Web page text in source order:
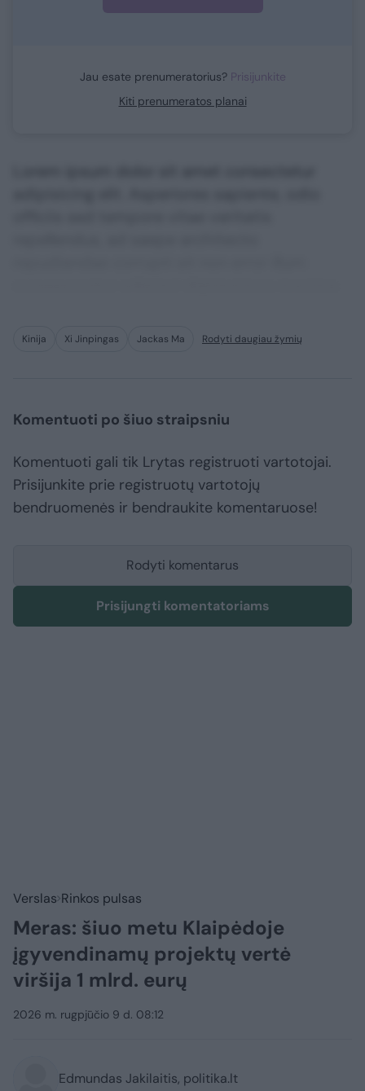
Jau esate prenumeratorius? Prisijunkite
Kiti prenumeratos planai
Kinija Xi Jinpingas Jackas Ma Rodyti daugiau žymių
Komentuoti po šiuo straipsniu
Komentuoti gali tik Lrytas registruoti vartotojai.
Prisijunkite prie registruotų vartotojų
bendruomenės ir bendraukite komentaruose!
Rodyti komentarus
Prisijungti komentatoriams
Verslas Rinkos pulsas
Meras: šiuo metu Klaipėdoje
įgyvendinamų projektų vertė
viršija 1 mlrd. eurų
2026 m. rugpjūčio 9 d. 08:12
Edmundas Jakilaitis, politika.lt